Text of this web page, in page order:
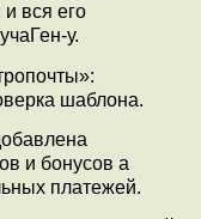
вся его
у.
шаблона.
и бонусов а
платежей.